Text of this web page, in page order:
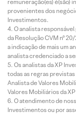
remuneração(es) é(são)
provenientes dos
Investimentos.
O analista
da Resolução CVM nº
a indicação de mais um
analista credenciado a
Os analistas da XP
todas as regras
Analista de Valores
Valores Mobiliários da
O atendimento de
Investimentos ou por